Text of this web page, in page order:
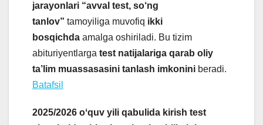
jarayonlari “avval test, so‘ng
tanlov” tamoyiliga muvofiq ikki
bosqichda amalga oshiriladi. Bu tizim
abituriyentlarga test natijalariga qarab oliy
ta’lim muassasasini tanlash imkonini beradi.
Batafsil
2025/2026 oʻquv yili qabulida kirish test